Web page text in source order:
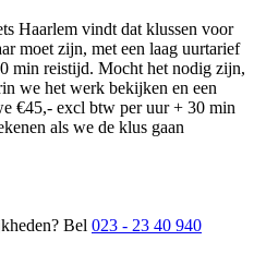
Haarlem vindt dat klussen voor
moet zijn, met een laag uurtarief
min reistijd. Mocht het nodig zijn,
we het werk bekijken en een
€45,- excl btw per uur + 30 min
als we de klus gaan
Bel 023 - 23 40 940